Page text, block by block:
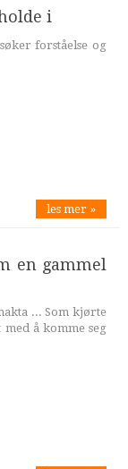
i
forståelse og
les mer »
en gammel
... Som kjørte
med å komme seg